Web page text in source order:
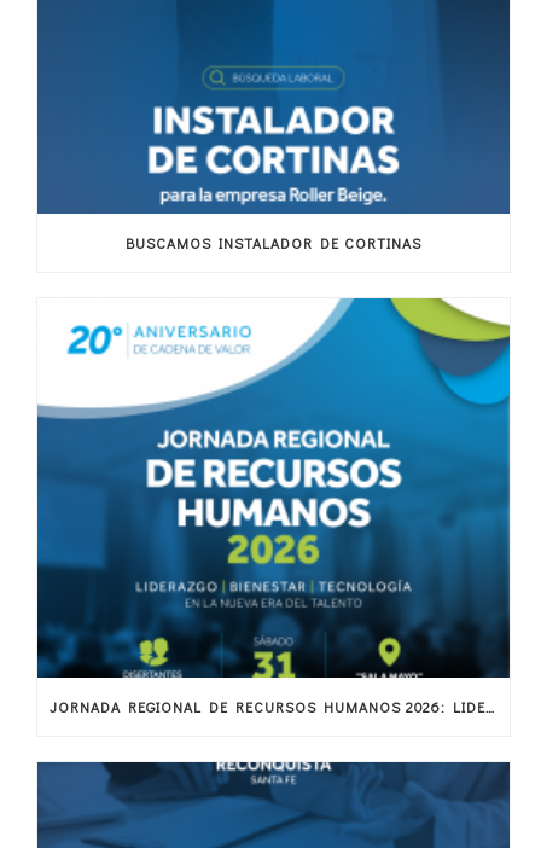
BUSCAMOS INSTALADOR DE CORTINAS
JORNADA REGIONAL DE RECURSOS HUMANOS 2026: LIDERAZGO, BIENESTAR Y TECNOLOGÍA EN LA NUEVA ERA DEL TALENTO